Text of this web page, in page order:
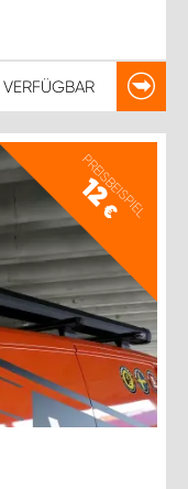
VERFÜGBAR
PREISBEISPIEL
12
€